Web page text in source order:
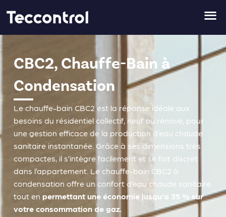
contenu
CBC2, Chauffe-Bain à
Condensation
Le chauffe-bain CBC2 est la réponse idéale aux
besoins du résidentiel collectif, neuf ou rénové, pour
une gestion efficace de la production d’eau chaude
sanitaire instantanée. Grâce à ses dimensions très
compactes, il s’intègre facilement et se fait discret
dans l’appartement. Le chauffe-bain CBC2 à
condensation offre un confort d’eau chaude sanitaire
tout en permettant une économie jusqu’a 35 % sur
votre consommation de gaz.